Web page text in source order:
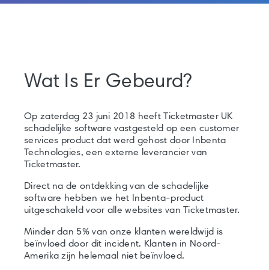
Wat Is Er Gebeurd?
Op zaterdag 23 juni 2018 heeft Ticketmaster UK
schadelijke software vastgesteld op een customer
services product dat werd gehost door Inbenta
Technologies, een externe leverancier van
Ticketmaster.
Direct na de ontdekking van de schadelijke
software hebben we het Inbenta-product
uitgeschakeld voor alle websites van Ticketmaster.
Minder dan 5% van onze klanten wereldwijd is
beïnvloed door dit incident. Klanten in Noord-
Amerika zijn helemaal niet beïnvloed.